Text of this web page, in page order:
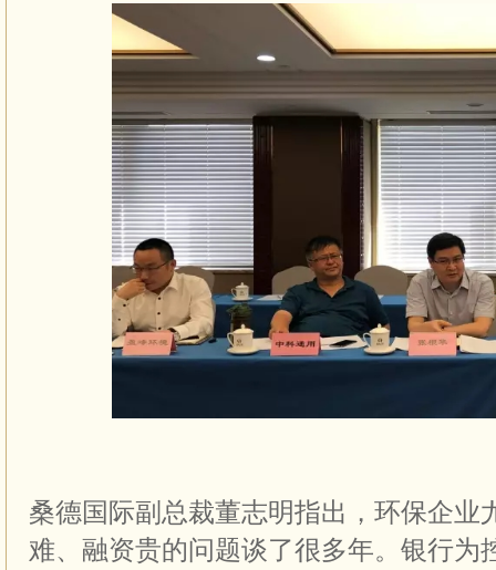
桑德国际副总裁董志明指出，环保企业
难、融资贵的问题谈了很多年。银行为